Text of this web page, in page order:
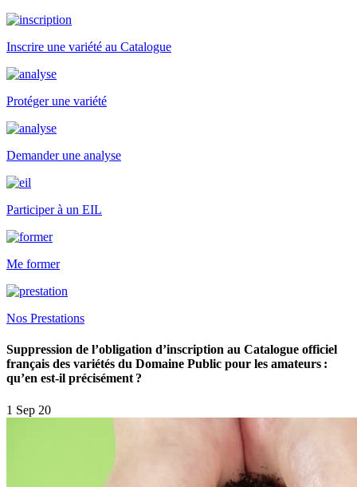
Inscrire une variété au Catalogue
Protéger une variété
Demander une analyse
Participer à un EIL
Me former
Nos Prestations
Suppression de l’obligation d’inscription au Catalogue officiel
français des variétés du Domaine Public pour les amateurs :
qu’en est-il précisément ?
1 Sep 20